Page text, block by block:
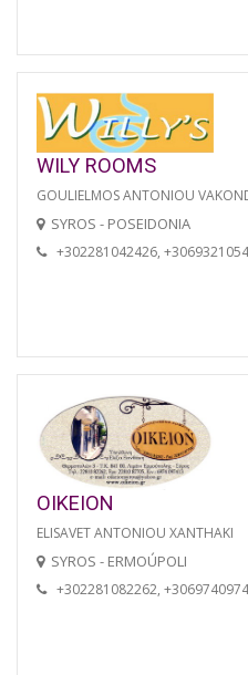
WILY ROOMS
GOULIELMOS ANTONIOU
SYROS - POSEIDONIA
+302281042426,
OIKEION
ELISAVET ANTONIOU XANTHAKI
SYROS - ERMOÚPOLI
+302281082262,